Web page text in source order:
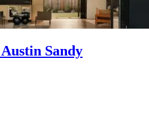
Sandy